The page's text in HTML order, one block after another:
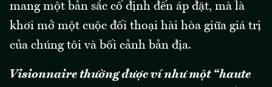
mang một bản sắc cố định đến áp đặt, mà là
khơi mở một cuộc đối thoại hài hòa giữa giá trị
của chúng tôi và bối cảnh bản địa.
Visionnaire thường được ví như một “haute